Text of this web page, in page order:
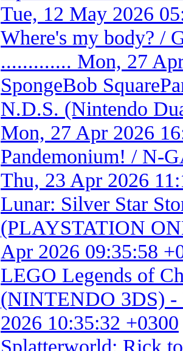
Tue, 12 May 2026
Where's my body? /
............. Mon, 27
SpongeBob
N.D.S. (Nintendo
Mon, 27 Apr 2026
Pandemonium! / N-
Thu, 23 Apr 2026
Lunar: Silver Star
(PLAYSTATION
Apr 2026 09:35:58
LEGO Legends of
(NINTENDO 3DS) -
2026 10:35:32 +0300
Splatterworld: Rick